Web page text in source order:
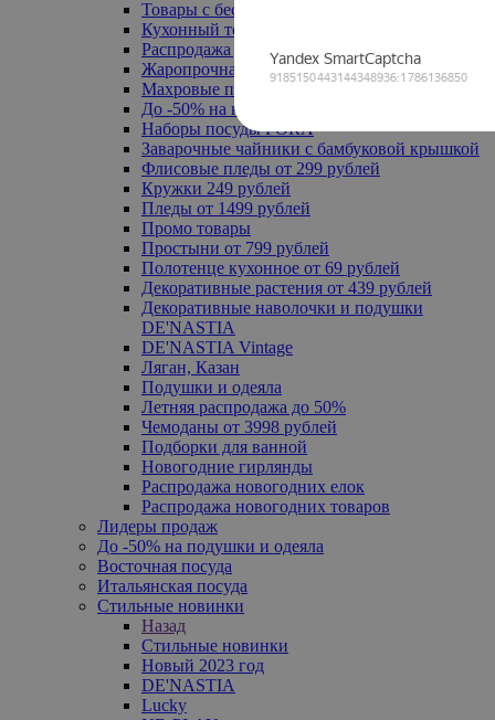
Товары с бесплатной доставкой
Кухонный текстиль
Распродажа до -50%
Жаропрочная посуда
Махровые полотенца
До -50% на ковры
Наборы посуды FORA
Заварочные чайники с бамбуковой крышкой
Флисовые пледы от 299 рублей
Кружки 249 рублей
Пледы от 1499 рублей
Промо товары
Простыни от 799 рублей
Полотенце кухонное от 69 рублей
Декоративные растения от 439 рублей
Декоративные наволочки и подушки
DE'NASTIA
DE'NASTIA Vintage
Ляган, Казан
Подушки и одеяла
Летняя распродажа до 50%
Чемоданы от 3998 рублей
Подборки для ванной
Новогодние гирлянды
Распродажа новогодних елок
Распродажа новогодних товаров
Лидеры продаж
До -50% на подушки и одеяла
Восточная посуда
Итальянская посуда
Стильные новинки
Назад
Стильные новинки
Новый 2023 год
DE'NASTIA
Lucky